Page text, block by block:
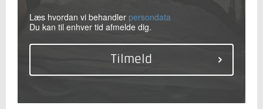
Læs hvordan vi behandler persondata
Du kan til enhver tid afmelde dig.